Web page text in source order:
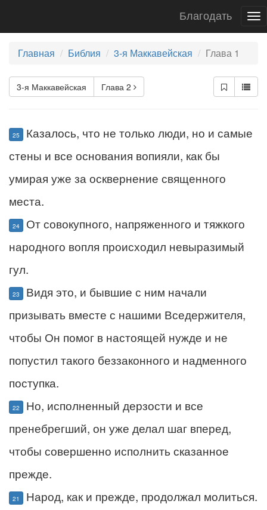
Благодать
Главная Библия 3-я Маккавейская Глава 1
3-я Маккавейская Глава 2
25
Казалось, что не только люди, но и самые
стены и все основания вопияли, как бы
умирая уже за осквернение священного
места.
24
От совокупного, напряженного и тяжкого
народного вопля происходил невыразимый
гул.
23
Видя это, и бывшие с ним начали
призывать вместе с нашими Вседержителя,
чтобы Он помог в настоящей нужде и не
попустил такого беззаконного и надменного
поступка.
22
Но, исполненный дерзости и все
пренебрегший, он уже делал шаг вперед,
чтобы совершенно исполнить сказанное
прежде.
21
Народ, как и прежде, продолжал молиться.